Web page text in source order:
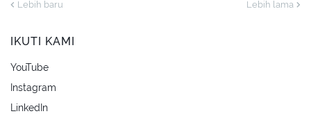
Lebih baru Lebih lama
IKUTI KAMI
YouTube
Instagram
LinkedIn